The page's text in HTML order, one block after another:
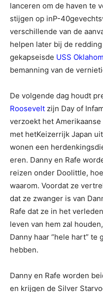
lanceren om de haven te
stijgen op inP-
verschillende van de
helpen later bij de
gekapseisde USS
bemanning van de
De volgende dag houdt
Roosevelt zijn Day of
verzoekt het
met hetKeizerrijk Japan
wonen een
eren. Danny en Rafe
reizen onder Doolittle,
waarom. Voordat ze
dat ze zwanger is van
Rafe dat ze in het
leven van hem zal
Danny haar “hele hart” te
hebben.
Danny en Rafe worden
en krijgen de Silver